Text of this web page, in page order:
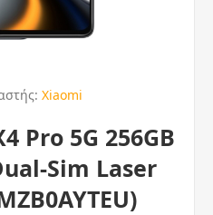
Xiaomi
Pro 5G 256GB
Sim Laser